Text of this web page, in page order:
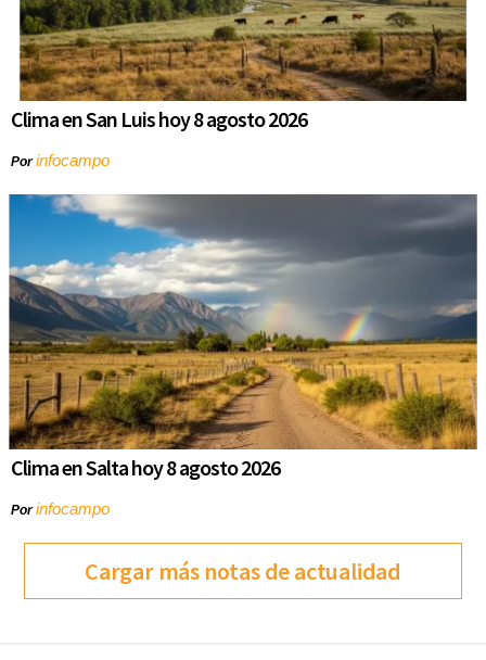
Clima en San Luis hoy 8 agosto 2026
Porinfocampo
Clima en Salta hoy 8 agosto 2026
Porinfocampo
Cargar más notas de actualidad